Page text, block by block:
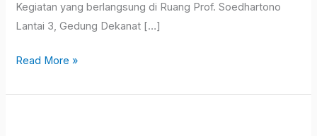
Kegiatan yang berlangsung di Ruang Prof. Soedhartono
Lantai 3, Gedung Dekanat […]
Read More »